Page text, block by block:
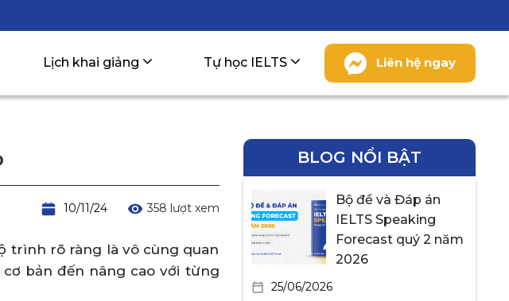
Liên hệ ngay
Lịch khai giảng Tự học IELTS
358 lượt xem
10/11/24
trình rõ ràng là vô cùng quan
cơ bản đến nâng cao với từng
BLOG NỔI BẬT
Bộ đề và Đáp án
IELTS Speaking
Forecast quý 2 năm
2026
25/06/2026